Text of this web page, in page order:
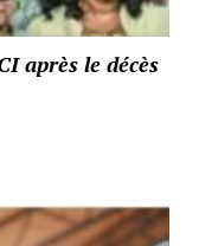
après le décès